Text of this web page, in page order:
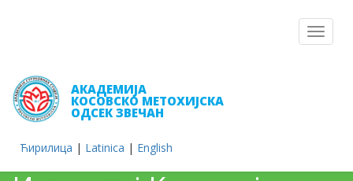
Toggle
АКАДЕМИЈА
КОСОВСКО МЕТОХИЈСКА
ОДСЕК ЗВЕЧАН
Ћирилица | Latinica | English